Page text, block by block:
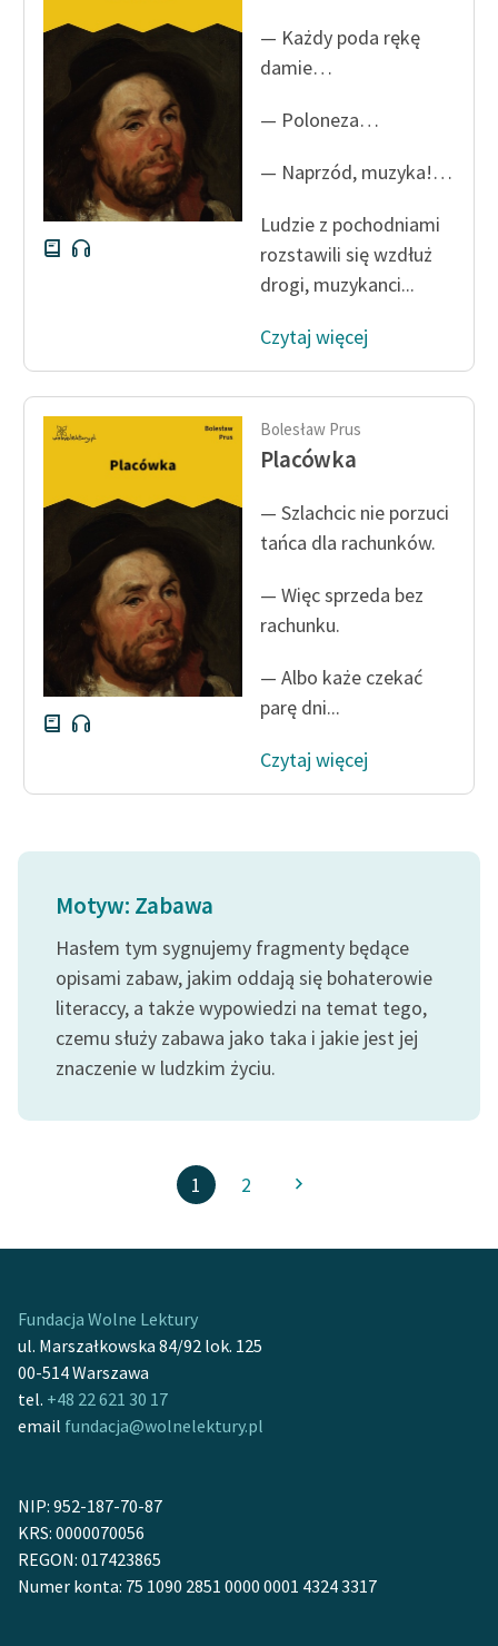
— Każdy poda rękę
damie…
— Poloneza…
— Naprzód, muzyka!…
Ludzie z pochodniami
rozstawili się wzdłuż
drogi, muzykanci...
Czytaj więcej
Bolesław Prus
Placówka
— Szlachcic nie porzuci
tańca dla rachunków.
— Więc sprzeda bez
rachunku.
— Albo każe czekać
parę dni...
Czytaj więcej
Motyw: Zabawa
Hasłem tym sygnujemy fragmenty będące
opisami zabaw, jakim oddają się bohaterowie
literaccy, a także wypowiedzi na temat tego,
czemu służy zabawa jako taka i jakie jest jej
znaczenie w ludzkim życiu.
1 2
Fundacja Wolne Lektury
ul. Marszałkowska 84/92 lok. 125
00-514 Warszawa
tel. +48 22 621 30 17
email fundacja@wolnelektury.pl
NIP: 952-187-70-87
KRS: 0000070056
REGON: 017423865
Numer konta: 75 1090 2851 0000 0001 4324 3317